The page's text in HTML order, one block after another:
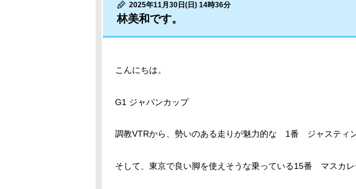
2025年11月30日(日) 14時36分
林美和です。
こんにちは。
G1 ジャパンカップ
調教VTRから、勢いのある走りが魅力的な 1番 ジャスティ
そして、東京で良い脚を使えそうな乗っている15番 マスカ